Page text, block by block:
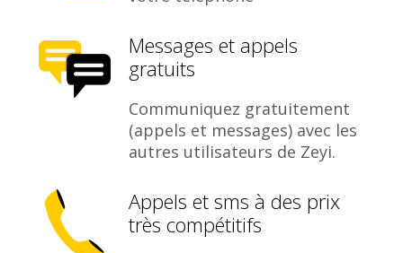
Messages et appels
gratuits
Communiquez gratuitement
(appels et messages) avec les
autres utilisateurs de Zeyi.
Appels et sms à des prix
très compétitifs